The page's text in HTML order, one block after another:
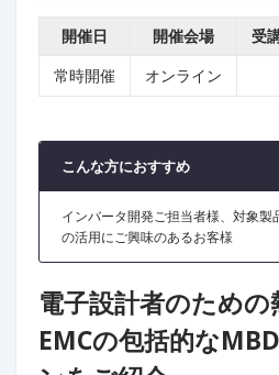
開催日 開催会場 受
常時開催
オンライン
こんな方におすすめ
インバータ開発ご担当者様、対象製
の活用にご興味のあるお客様
電子設計者のための
EMCの包括的な